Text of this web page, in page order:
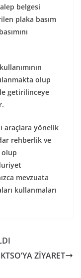
belgesi
plaka basım
olup
getirilinceye
araçlara yönelik
rehberlik ve
olup
mevzuata
kullanmaları
ZİYARET